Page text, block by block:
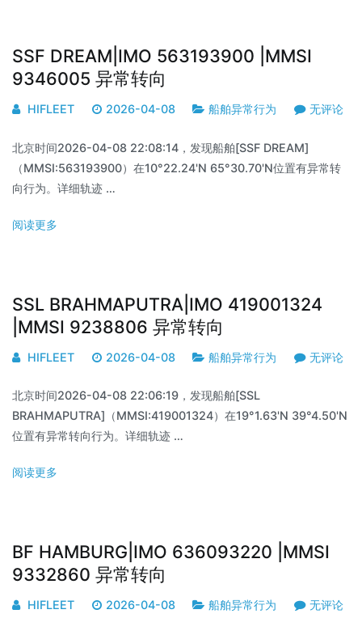
SSF DREAM|IMO 563193900 |MMSI
9346005 异常转向
HIFLEET 2026-04-08 船舶异常行为 无评论
北京时间2026-04-08 22:08:14，发现船舶[SSF DREAM]
（MMSI:563193900）在10°22.24'N 65°30.70'N位置有异常转
向行为。详细轨迹 …
阅读更多
SSL BRAHMAPUTRA|IMO 419001324
|MMSI 9238806 异常转向
HIFLEET 2026-04-08 船舶异常行为 无评论
北京时间2026-04-08 22:06:19，发现船舶[SSL
BRAHMAPUTRA]（MMSI:419001324）在19°1.63'N 39°4.50'N
位置有异常转向行为。详细轨迹 …
阅读更多
BF HAMBURG|IMO 636093220 |MMSI
9332860 异常转向
HIFLEET 2026-04-08 船舶异常行为 无评论